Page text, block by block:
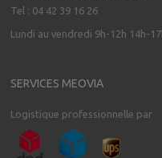
Tel : 04 42 39 16 26
Lundi au vendredi 9h-12h 14h-
SERVICES MEOVIA
Logistique professionnelle par